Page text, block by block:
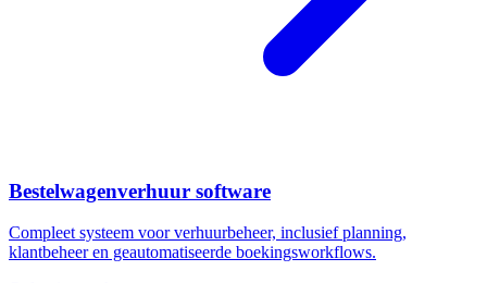
Bestelwagenverhuur software
Compleet systeem voor verhuurbeheer, inclusief planning,
klantbeheer en geautomatiseerde boekingsworkflows.